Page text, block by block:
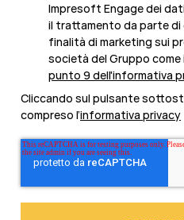
Impresoft Engage dei
il trattamento da parte
finalità di marketing sui
società del Gruppo
punto 9 dell'informativa
Cliccando sul pulsante
compreso l’informativa privacy